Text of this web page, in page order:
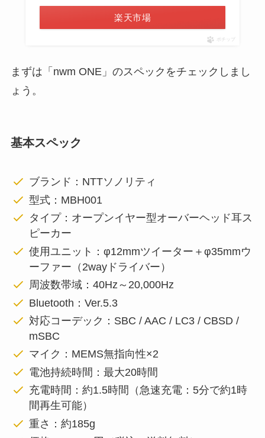
楽天市場
ポチップ
まずは「nwm ONE」のスペックをチェックしまし
ょう。
基本スペック
ブランド：NTTソノリティ
型式：MBH001
タイプ：オープンイヤー型オーバーヘッド耳ス
ピーカー
使用ユニット：φ12mmツイーター＋φ35mmウ
ーファー（2wayドライバー）
周波数帯域：40Hz～20,000Hz
Bluetooth：Ver.5.3
対応コーデック：SBC / AAC / LC3 / CBSD /
mSBC
マイク：MEMS無指向性×2
電池持続時間：最大20時間
充電時間：約1.5時間（急速充電：5分で約1時
間再生可能）
重さ：約185g